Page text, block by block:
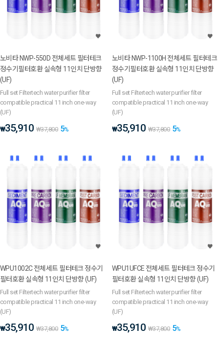
노비타 NWP-550D 전체세트 필터테크
정수기필터호환 실속형 11인치 단방향
(UF)
Full set Filtertech water purifier filter
compatible practical 11 inch one-way
(UF)
₩35,910 ₩37,800 5%
노비타 NWP-1100H 전체세트 필터테크
정수기필터호환 실속형 11인치 단방향
(UF)
Full set Filtertech water purifier filter
compatible practical 11 inch one-way
(UF)
₩35,910 ₩37,800 5%
WPU1002C 전체세트 필터테크 정수기
필터호환 실속형 11인치 단방향 (UF)
Full set Filtertech water purifier filter
compatible practical 11 inch one-way
(UF)
₩35,910 ₩37,800 5%
WPU1UFCE 전체세트 필터테크 정수기
필터호환 실속형 11인치 단방향 (UF)
Full set Filtertech water purifier filter
compatible practical 11 inch one-way
(UF)
₩35,910 ₩37,800 5%